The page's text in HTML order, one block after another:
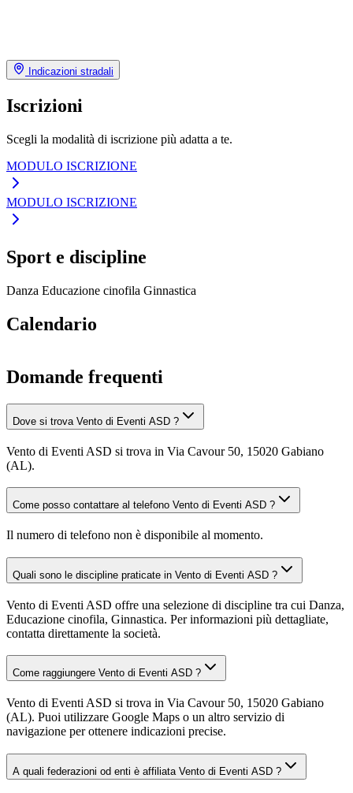
Indicazioni stradali
Iscrizioni
Scegli la modalità di iscrizione più adatta a te.
MODULO ISCRIZIONE
MODULO ISCRIZIONE
Sport e discipline
Danza Educazione cinofila Ginnastica
Calendario
Domande frequenti
Dove si trova Vento di Eventi ASD ?
Vento di Eventi ASD si trova in Via Cavour 50, 15020 Gabiano
(AL).
Come posso contattare al telefono Vento di Eventi ASD ?
Il numero di telefono non è disponibile al momento.
Quali sono le discipline praticate in Vento di Eventi ASD ?
Vento di Eventi ASD offre una selezione di discipline tra cui Danza,
Educazione cinofila, Ginnastica. Per informazioni più dettagliate,
contatta direttamente la società.
Come raggiungere Vento di Eventi ASD ?
Vento di Eventi ASD si trova in Via Cavour 50, 15020 Gabiano
(AL). Puoi utilizzare Google Maps o un altro servizio di
navigazione per ottenere indicazioni precise.
A quali federazioni od enti è affiliata Vento di Eventi ASD ?